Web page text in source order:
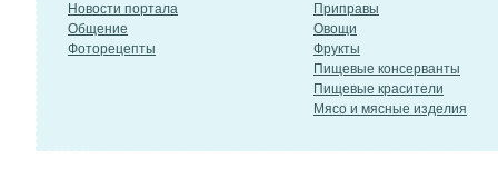
Новости портала
Общение
Фоторецепты
Приправы
Овощи
Фрукты
Пищевые консерванты
Пищевые красители
Мясо и мясные изделия